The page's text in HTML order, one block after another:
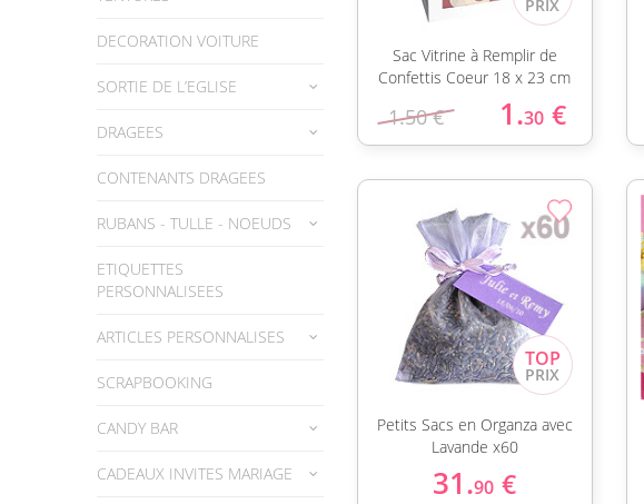
DECORATION VOITURE
SORTIE DE L’EGLISE
DRAGEES
CONTENANTS DRAGEES
RUBANS - TULLE - NOEUDS
ETIQUETTES
PERSONNALISEES
ARTICLES PERSONNALISES
SCRAPBOOKING
CANDY BAR
CADEAUX INVITES MARIAGE
Sac Vitrine à Remplir de
Confettis Coeur 18 x 23 cm
1.50 € 1.30 €
Petits Sacs en Organza avec
Lavande x60
31.90 €